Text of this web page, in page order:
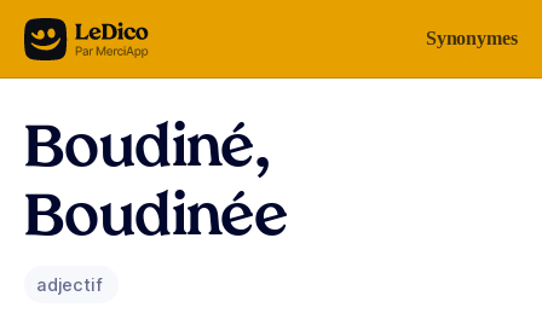
Aller au contenu Synonymes
Boudiné,
Boudinée
adjectif